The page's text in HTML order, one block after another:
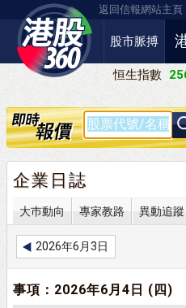
返回信報網站主頁
股市脈搏
恒生指數
企業日誌
大巿動向 專家教路 異動追蹤
2026年6月3日
事項：2026年6月4日 (四)